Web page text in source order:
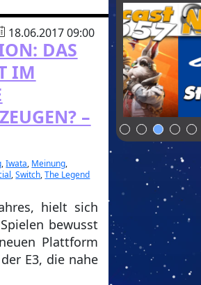
18.06.2017 09:00
DAS
IM
–
,Iwata, Meinung,
,Switch,The Legend
hielt sich
bewusst
Plattform
E3, die nahe